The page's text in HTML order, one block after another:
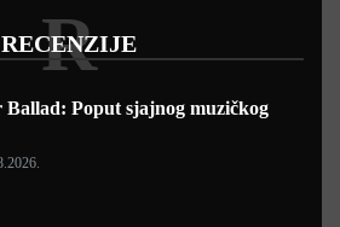
RECENZIJE
R
Ballad: Poput sjajnog muzičkog